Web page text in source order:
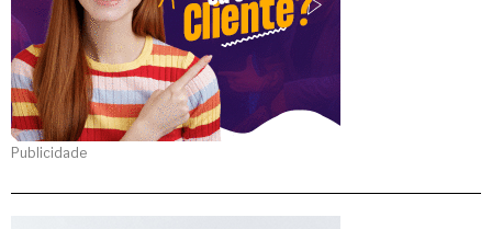
Publicidade